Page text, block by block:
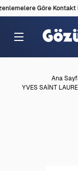
Göre Kontakt
Ana
YVES SAİNT